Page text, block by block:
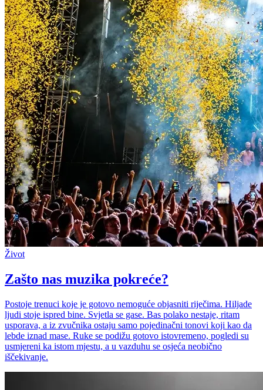
Život
Zašto nas muzika pokreće?
Postoje trenuci koje je gotovo nemoguće objasniti riječima. Hiljade
ljudi stoje ispred bine. Svjetla se gase. Bas polako nestaje, ritam
usporava, a iz zvučnika ostaju samo pojedinačni tonovi koji kao da
lebde iznad mase. Ruke se podižu gotovo istovremeno, pogledi su
usmjereni ka istom mjestu, a u vazduhu se osjeća neobično
iščekivanje.